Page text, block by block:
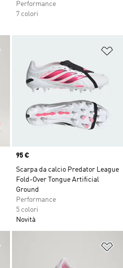
Performance
7 colori
Aggiungi alla lista dei desideri
Price
95 €
Scarpa da calcio Predator League
Fold-Over Tongue Artificial
Ground
Performance
5 colori
Novità
Aggiungi alla lista dei desideri